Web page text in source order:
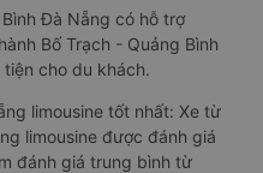
Đà Nẵng có hỗ trợ
Bố Trạch - Quảng Bình
cho du khách.
limousine tốt nhất: Xe từ
limousine được đánh giá
đánh giá trung bình từ